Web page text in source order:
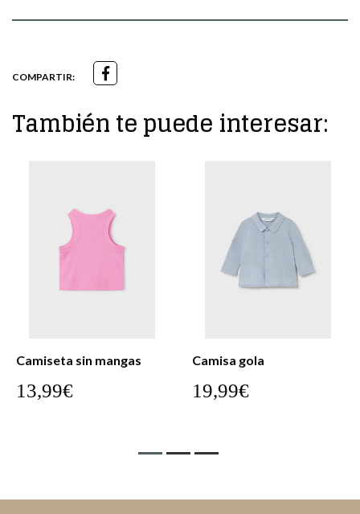
COMPARTIR:
También te puede interesar:
Camiseta sin mangas
13,99€
Camisa gola
19,99€